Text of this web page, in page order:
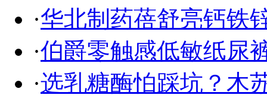
·华北制药蓓舒亮钙铁
·伯爵零触感低敏纸尿
·选乳糖酶怕踩坑？木